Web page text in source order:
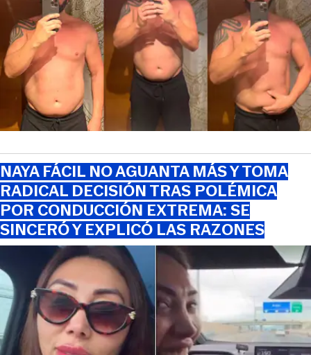
NAYA FÁCIL NO AGUANTA MÁS Y TOMA
RADICAL DECISIÓN TRAS POLÉMICA
POR CONDUCCIÓN EXTREMA: SE
SINCERÓ Y EXPLICÓ LAS RAZONES